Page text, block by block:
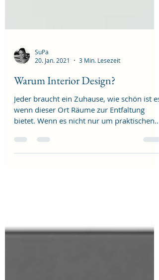
20. Jan. 2021
3 Min. Lesezeit
Warum Interior Design?
Jeder braucht ein Zuhause, wie schön ist es,
bietet. Wenn es nicht nur um praktischen
Nutzen geht,...